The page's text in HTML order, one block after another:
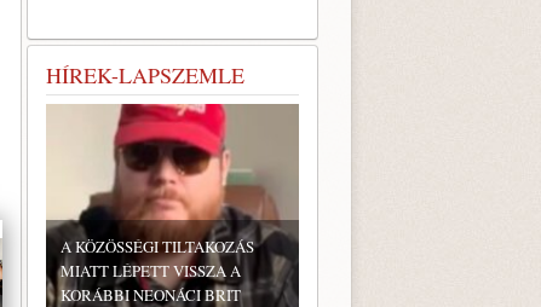
HÍREK-LAPSZEMLE
A KÖZÖSSÉGI TILTAKOZÁS
MIATT LÉPETT VISSZA A
KORÁBBI NEONÁCI BRIT